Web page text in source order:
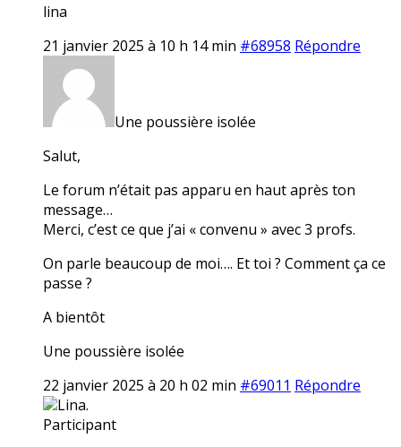
lina
21 janvier 2025 à 10 h 14 min #68958 Répondre
Une poussière isolée
Salut,
Le forum n’était pas apparu en haut après ton
message…
Merci, c’est ce que j’ai « convenu » avec 3 profs.
On parle beaucoup de moi…. Et toi ? Comment ça ce
passe ?
A bientôt
Une poussière isolée
22 janvier 2025 à 20 h 02 min #69011 Répondre
Lina.
Participant